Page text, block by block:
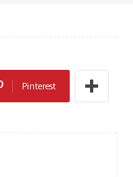
Pinterest